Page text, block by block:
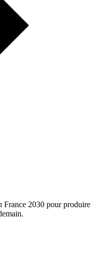
France 2030 pour produire